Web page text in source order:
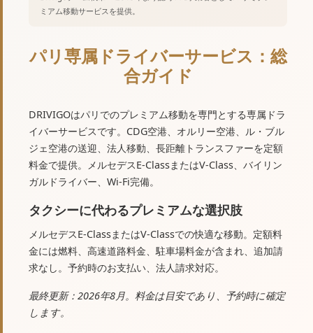
ミアム移動サービスを提供。
パリ専属ドライバーサービス：総
合ガイド
DRIVIGOはパリでのプレミアム移動を専門とする専属ドラ
イバーサービスです。CDG空港、オルリー空港、ル・ブル
ジェ空港の送迎、法人移動、長距離トランスファーを定額
料金で提供。メルセデスE-ClassまたはV-Class、バイリン
ガルドライバー、Wi-Fi完備。
タクシーに代わるプレミアムな選択肢
メルセデスE-ClassまたはV-Classでの快適な移動。定額料
金には燃料、高速道路料金、駐車場料金が含まれ、追加請
求なし。予約時のお支払い、法人請求対応。
最終更新：2026年8月。料金は目安であり、予約時に確定
します。